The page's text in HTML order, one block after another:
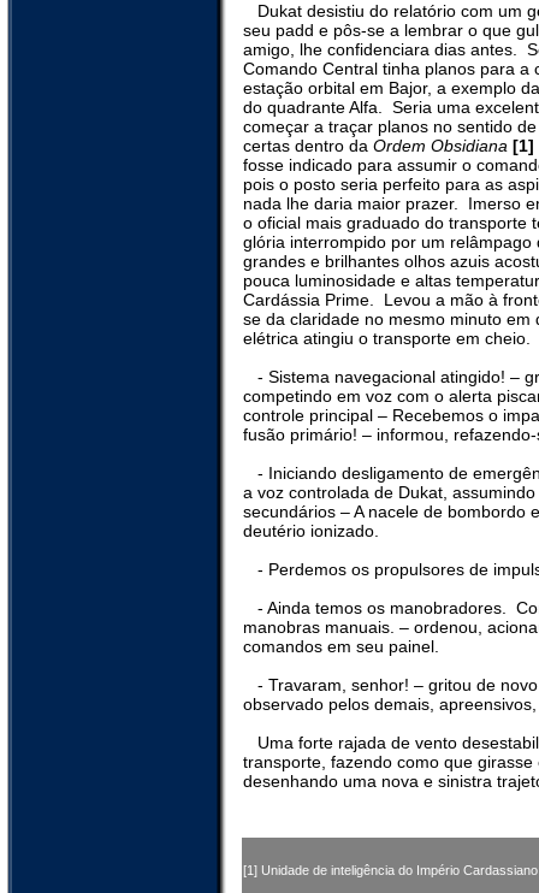
Dukat desistiu do relatório com um
seu padd e pôs-se a lembrar o que
amigo, lhe confidenciara dias antes.
Comando Central tinha planos para a
estação orbital em Bajor, a exemplo
do quadrante Alfa.
Seria uma
começar a traçar planos no sentido
certas dentro da Ordem Obsidiana [1]
fosse indicado para assumir o
pois o posto seria perfeito para as
nada lhe daria maior prazer.
Imerso
o oficial mais graduado do transporte
glória interrompido por um relâmpago
grandes e brilhantes olhos azuis
pouca luminosidade e altas
Cardássia Prime.
Levou a mão à
se da claridade no mesmo minuto em
elétrica atingiu o transporte em cheio.
- Sistema navegacional atingido! –
competindo em voz com o alerta
controle principal – Recebemos o
fusão primário! – informou,
- Iniciando desligamento de
a voz controlada de Dukat,
secundários – A nacele de bombordo
deutério ionizado.
- Perdemos os propulsores de
- Ainda temos os manobradores.
manobras manuais. – ordenou,
comandos em seu painel.
- Travaram, senhor! – gritou de
observado pelos demais,
Uma forte rajada de vento
transporte, fazendo como que
desenhando uma nova e sinistra
[1] Unidade de inteligência do Império